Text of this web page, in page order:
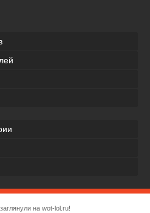
на wot-lol.ru!